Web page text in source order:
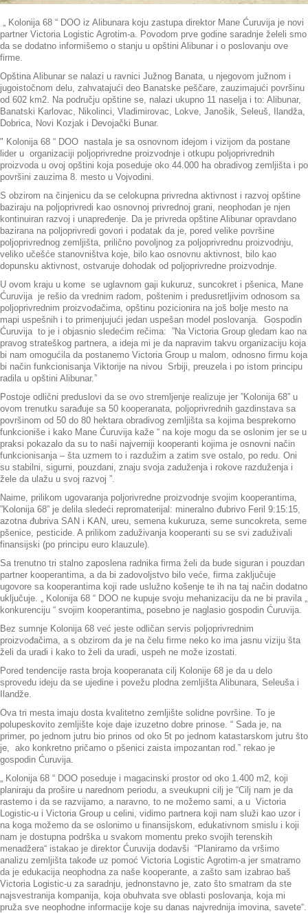
„ Kolonija 68 “ DOO iz Alibunara koju zastupa direktor Mane Ćuruvija je novi
partner Victoria Logistic Agrotim-a. Povodom prve godine saradnje želeli smo
da se dodatno informišemo o stanju u opštini Alibunar i o poslovanju ove
firme.
Opština Alibunar se nalazi u ravnici Južnog Banata, u njegovom južnom i
jugoistočnom delu, zahvatajući deo Banatske peščare, zauzimajući površinu
od 602 km2. Na području opštine se, nalazi ukupno 11 naselja i to: Alibunar,
Banatski Karlovac, Nikolinci, Vladimirovac, Lokve, Janošik, Seleuš, Ilandža,
Dobrica, Novi Kozjak i Devojački Bunar.
" Kolonija 68 “ DOO nastala je sa osnovnom idejom i vizijom da postane
lider u organizaciji poljoprivredne proizvodnje i otkupu poljoprivrednih
proizvoda u ovoj opštini koja poseduje oko 44.000 ha obradivog zemljišta i po
površini zauzima 8. mesto u Vojvodini.
S obzirom na činjenicu da se celokupna privredna aktivnost i razvoj opštine
baziraju na poljoprivredi kao osnovnoj privrednoj grani, neophodan je njen
kontinuiran razvoj i unapređenje. Da je privreda opštine Alibunar opravdano
bazirana na poljoprivredi govori i podatak da je, pored velike površine
poljoprivrednog zemljišta, prilično povoljnog za poljoprivrednu proizvodnju,
veliko učešće stanovništva koje, bilo kao osnovnu aktivnost, bilo kao
dopunsku aktivnost, ostvaruje dohodak od poljoprivredne proizvodnje.
U ovom kraju u kome se uglavnom gaji kukuruz, suncokret i pšenica, Mane
Ćuruvija je rešio da vrednim radom, poštenim i predusretljivim odnosom sa
poljoprivrednim proizvođačima, opštinu pozicionira na još bolje mesto na
mapi uspešnih i to primenjujući jedan uspešan model poslovanja. Gospodin
Ćuruvija to je i objasnio sledećim rečima: ”Na Victoria Group gledam kao na
pravog strateškog partnera, a ideja mi je da napravim takvu organizaciju koja
bi nam omogućila da postanemo Victoria Group u malom, odnosno firmu koja
bi način funkcionisanja Viktorije na nivou Srbiji, preuzela i po istom principu
radila u opštini Alibunar.”
Postoje odlični preduslovi da se ovo stremljenje realizuje jer ”Kolonija 68” u
ovom trenutku sarađuje sa 50 kooperanata, poljoprivrednih gazdinstava sa
površinom od 50 do 80 hektara obradivog zemljišta sa kojima besprekorno
funkcioniše i kako Mane Ćuruvija kaže “ na koje mogu da se oslonim jer se u
praksi pokazalo da su to naši najverniji kooperanti kojima je osnovni način
funkcionisanja – šta uzmem to i razdužim a zatim sve ostalo, po redu. Oni
su stabilni, sigurni, pouzdani, znaju svoja zaduženja i rokove razduženja i
žele da ulažu u svoj razvoj ”.
Naime, prilikom ugovaranja poljorivredne proizvodnje svojim kooperantima,
”Kolonija 68” je delila sledeći repromaterijal: mineralno đubrivo Feril 9:15:15,
azotna đubriva SAN i KAN, ureu, semena kukuruza, seme suncokreta, seme
pšenice, pesticide. A prilikom zaduživanja kooperanti su se svi zaduživali
finansijski (po principu euro klauzule).
Sa trenutno tri stalno zaposlena radnika firma želi da bude siguran i pouzdan
partner kooperantima, a da bi zadovoljstvo bilo veće, firma zaključuje
ugovore sa kooperantima koji rade uslužno košenje te ih na taj način dodatno
uključuje. „ Kolonija 68 “ DOO ne kupuje svoju mehanizaciju da ne bi pravila „
konkurenciju “ svojim kooperantima „ posebno je naglasio gospodin Ćuruvija.
Bez sumnje Kolonija 68 već jeste odličan servis poljoprivrednim
proizvođačima, a s obzirom da je na čelu firme neko ko ima jasnu viziju šta
želi da uradi i kako to želi da uradi, uspeh ne može izostati.
Pored tendencije rasta broja kooperanata cilj Kolonije 68 je da u delo
sprovedu ideju da se ujedine i povežu plodna zemljišta Alibunara, Seleuša i
Ilandže.
Ova tri mesta imaju dosta kvalitetno zemljište solidne površine. To je
polupeskovito zemljište koje daje izuzetno dobre prinose. “ Sada je, na
primer, po jednom jutru bio prinos od oko 5t po jednom katastarskom jutru što
je, ako konkretno pričamo o pšenici zaista impozantan rod .” rekao je
gospodin Ćuruvija.
„ Kolonija 68 “ DOO poseduje i magacinski prostor od oko 1.400 m2, koji
planiraju da prošire u narednom periodu, a sveukupni cilj je “Cilj nam je da
rastemo i da se razvijamo, a naravno, to ne možemo sami, a u Victoria
Logistic-u i Victoria Group u celini, vidimo partnera koji nam služi kao uzor i
na koga možemo da se oslonimo u finansijskom, edukativnom smislu i koji
nam je dostupna podrška u svakom momentu preko svojih terenskih
menadžera“ istakao je direktor Ćuruvija dodavši “Planiramo da vršimo
analizu zemljišta takođe uz pomoć Victoria Logistic Agrotim-a jer smatramo
da je edukacija neophodna za naše kooperante, a zašto sam izabrao baš
Victoria Logistic-u za saradnju, jednonstavno je, zato što smatram da ste
najsvestranija kompanija, koja obuhvata sve oblasti poslovanja, koja mi
pruža sve neophodne informacije koje su danas najvrednija imovina, savete“.